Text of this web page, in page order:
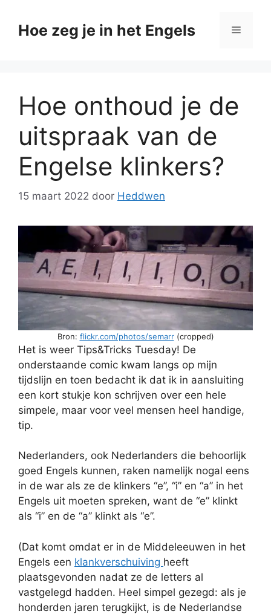
naarHoe zeg je in het Engels Menu
Hoe onthoud je de
uitspraak van de
Engelse klinkers?
15 maart 2022 door Heddwen
Bron: flickr.com/photos/semarr(cropped)
Het is weer Tips&Tricks Tuesday! De
onderstaande comic kwam langs op mijn
tijdslijn en toen bedacht ik dat ik in aansluiting
een kort stukje kon schrijven over een hele
simpele, maar voor veel mensen heel handige,
tip.
Nederlanders, ook Nederlanders die behoorlijk
goed Engels kunnen, raken namelijk nogal eens
in de war als ze de klinkers “e”, “i” en “a” in het
Engels uit moeten spreken, want de “e” klinkt
als “i” en de “a” klinkt als “e”.
(Dat komt omdat er in de Middeleeuwen in het
Engels een klankverschuiving heeft
plaatsgevonden nadat ze de letters al
vastgelegd hadden. Heel simpel gezegd: als je
honderden jaren terugkijkt, is de Nederlandse